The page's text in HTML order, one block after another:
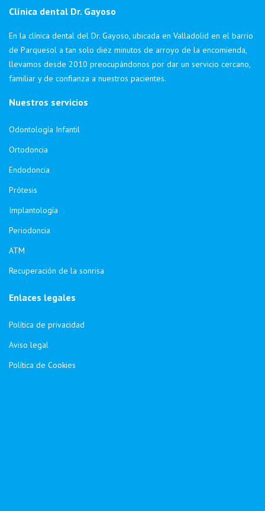
Clínica dental Dr. Gayoso
En la clínica dental del Dr. Gayoso, ubicada en Valladolid en el barrio
de Parquesol a tan solo diez minutos de arroyo de la encomienda,
llevamos desde 2010 preocupándonos por dar un servicio cercano,
familiar y de confianza a nuestros pacientes.
Nuestros servicios
Odontología Infantil
Ortodoncia
Endodoncia
Prótesis
Implantología
Periodoncia
ATM
Recuperación de la sonrisa
Enlaces legales
Política de privacidad
Aviso legal
Política de Cookies